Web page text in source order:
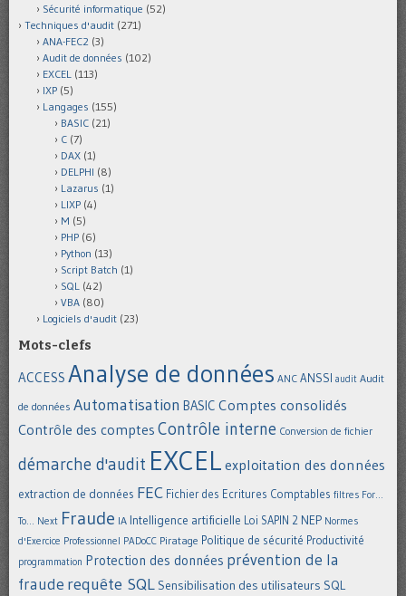
Sécurité informatique (52)
Techniques d'audit (271)
ANA-FEC2 (3)
Audit de données (102)
EXCEL (113)
IXP (5)
Langages (155)
BASIC (21)
C (7)
DAX (1)
DELPHI (8)
Lazarus (1)
LIXP (4)
M (5)
PHP (6)
Python (13)
Script Batch (1)
SQL (42)
VBA (80)
Logiciels d'audit (23)
Mots-clefs
ACCESS Analyse de données ANC ANSSI audit Audit
de données Automatisation BASIC Comptes consolidés
Contrôle des comptes Contrôle interne Conversion de fichier
démarche d'audit EXCEL exploitation des données
extraction de données FEC Fichier des Ecritures Comptables filtres For...
To... Next Fraude IA Intelligence artificielle Loi SAPIN 2 NEP Normes
d'Exercice Professionnel PADoCC Piratage Politique de sécurité Productivité
programmation Protection des données prévention de la
fraude requête SQL Sensibilisation des utilisateurs SQL